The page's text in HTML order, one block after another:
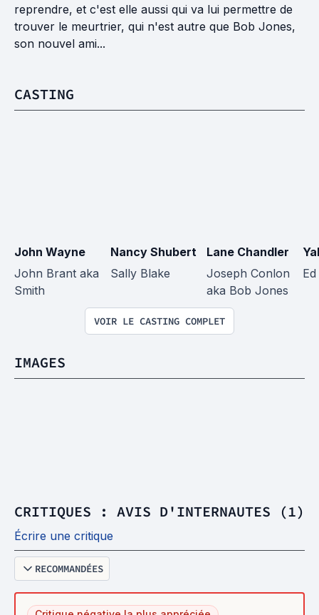
reprendre, et c'est elle aussi qui va lui permettre de
trouver le meurtrier, qui n'est autre que Bob Jones,
son nouvel ami...
CASTING
John Wayne
John Brant aka
Smith
Nancy Shubert
Sally Blake
Lane Chandler
Joseph Conlon
aka Bob Jones
VOIR LE CASTING COMPLET
IMAGES
CRITIQUES : AVIS D'INTERNAUTES (1)
Écrire une critique
RECOMMANDÉES